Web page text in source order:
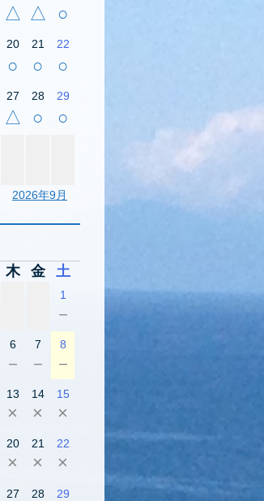
△ △ ○
20
○
21
○
22
○
27
△
28
○
29
○
2026年9月
木 金 土
1
－
6
－
7
－
8
－
13
×
14
×
15
×
20
×
21
×
22
×
27 28 29